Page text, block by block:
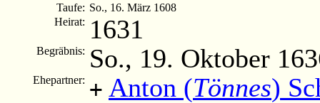
Taufe: So., 16. März 1608
Heirat: 1631
Begräbnis: So., 19. Oktober
Ehepartner: + Anton (Tönnes)